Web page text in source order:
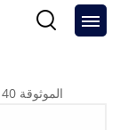
ICS Triplex T8461 وحدة إخراج TMR الموثوقة 40 قناة